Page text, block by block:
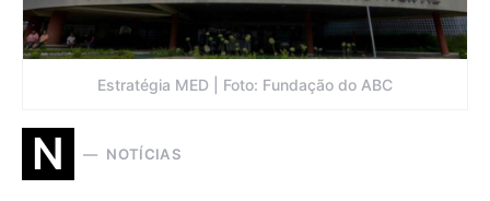
Estratégia MED | Foto: Fundação do ABC
N NOTÍCIAS